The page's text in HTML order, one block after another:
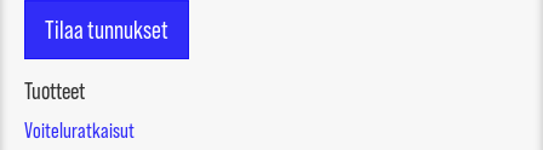
Tilaa tunnukset
Tuotteet
Voiteluratkaisut